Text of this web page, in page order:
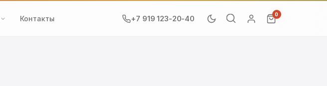
Контакты +7 919 123-20-40
0